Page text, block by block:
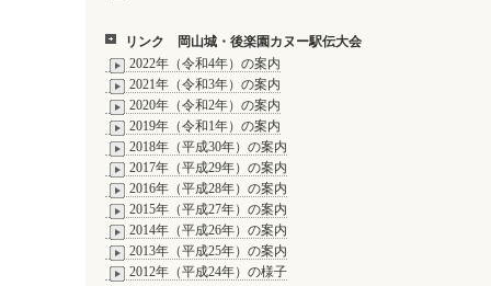
リンク 岡山城・後楽園カヌー駅伝大会
2022年（令和4年）の案内
2021年（令和3年）の案内
2020年（令和2年）の案内
2019年（令和1年）の案内
2018年（平成30年）の案内
2017年（平成29年）の案内
2016年（平成28年）の案内
2015年（平成27年）の案内
2014年（平成26年）の案内
2013年（平成25年）の案内
2012年（平成24年）の様子